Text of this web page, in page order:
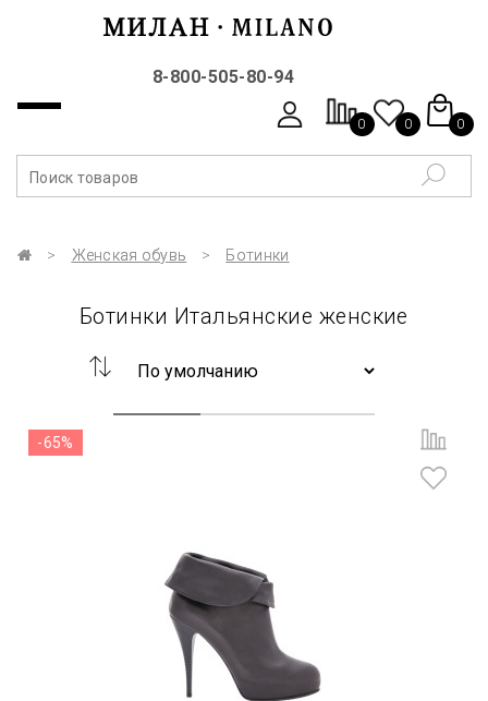
8-800-505-80-94
0 0 0
Женская обувь Ботинки
Ботинки Итальянские женские
-65%